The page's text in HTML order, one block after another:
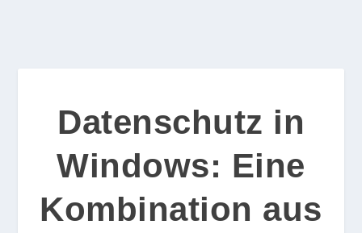
Datenschutz in
Windows: Eine
Kombination aus